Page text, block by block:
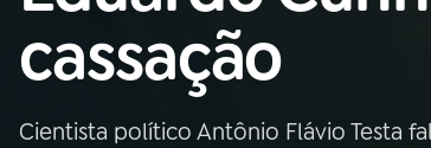
02A RÁDIO
03PROGRAMAÇÃO
cassação
Cientista político Antônio Flávio Testa